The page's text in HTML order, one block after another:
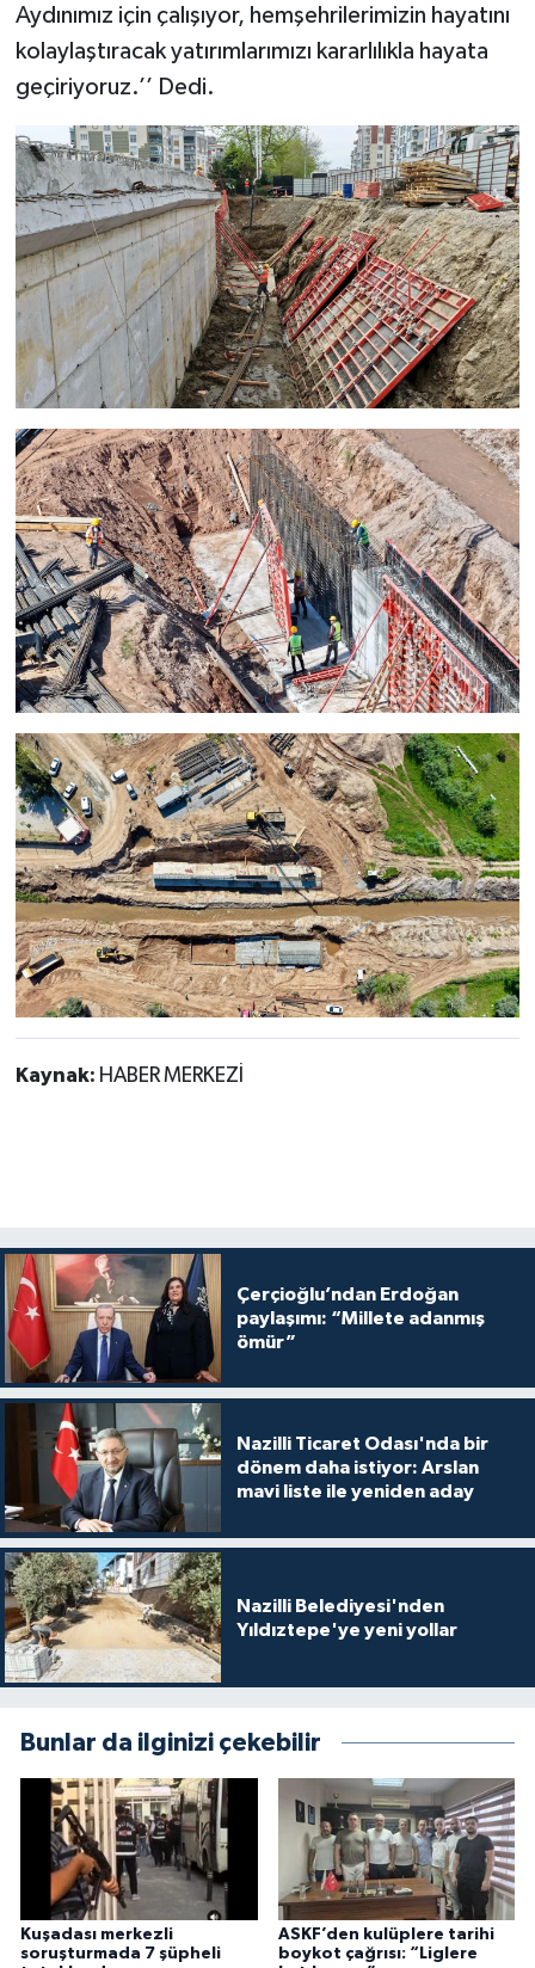
Aydınımız için çalışıyor, hemşehrilerimizin hayatını
kolaylaştıracak yatırımlarımızı kararlılıkla hayata
geçiriyoruz.’’ Dedi.
Kaynak: HABER MERKEZİ
Çerçioğlu’ndan Erdoğan
paylaşımı: “Millete adanmış
ömür”
Nazilli Ticaret Odası'nda bir
dönem daha istiyor: Arslan
mavi liste ile yeniden aday
Nazilli Belediyesi'nden
Yıldıztepe'ye yeni yollar
Bunlar da ilginizi çekebilir
Kuşadası merkezli
soruşturmada 7 şüpheli
ASKF’den kulüplere tarihi
boykot çağrısı: “Liglere